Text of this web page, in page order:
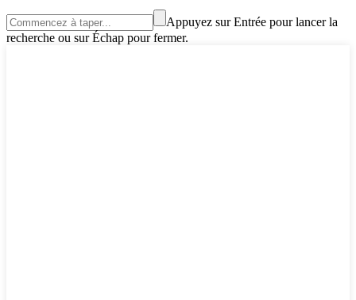
Appuyez sur Entrée pour lancer la
recherche ou sur Échap pour fermer.